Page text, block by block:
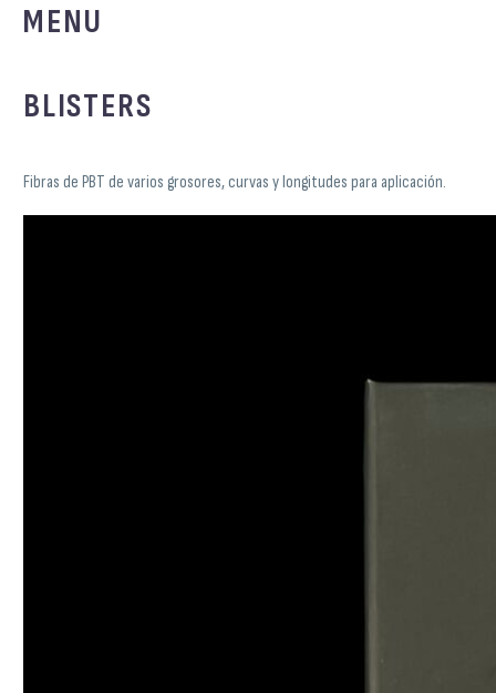
MENU
BLISTERS
Fibras de PBT de varios grosores, curvas y longitudes para aplicación.